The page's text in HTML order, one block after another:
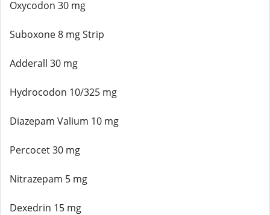
Oxycodon 30 mg
Suboxone 8 mg Strip
Adderall 30 mg
Hydrocodon 10/325 mg
Diazepam Valium 10 mg
Percocet 30 mg
Nitrazepam 5 mg
Dexedrin 15 mg